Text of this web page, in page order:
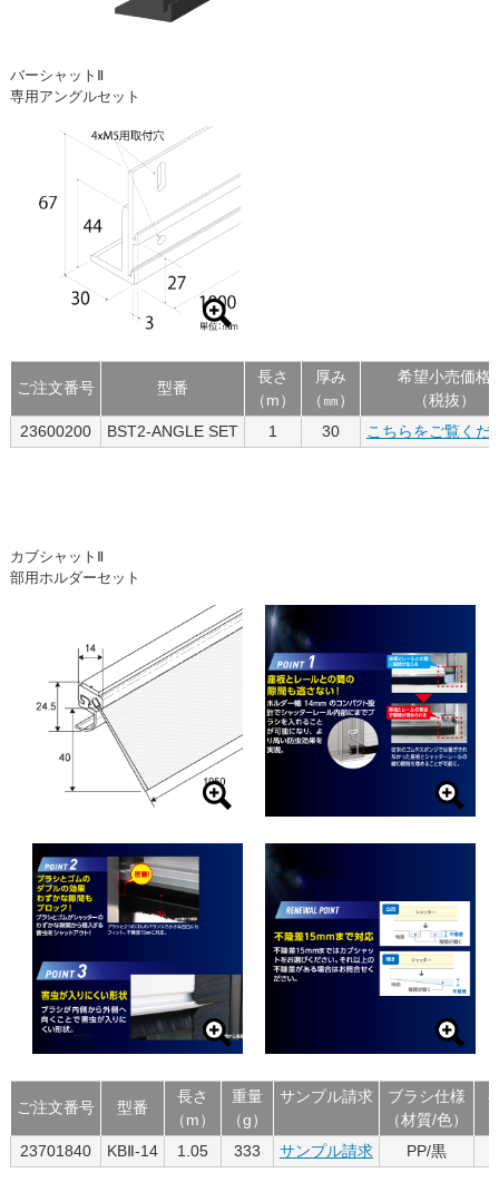
バーシャットⅡ
専用アングルセット
ご注文番号 型番
長さ
（m）
23600200
BST2-ANGLE SET 1
厚み
（㎜）
希望小売価格
（税抜）
30
こちらをご覧くだ
カブシャットⅡ
部用ホルダーセット
ご注文番号 型番
長さ
（m）
重量
（g）
23701840
KBⅡ-14 1.05 333
サンプル請求
ブラシ仕様
（材質/色）
サンプル請求
PP/黒